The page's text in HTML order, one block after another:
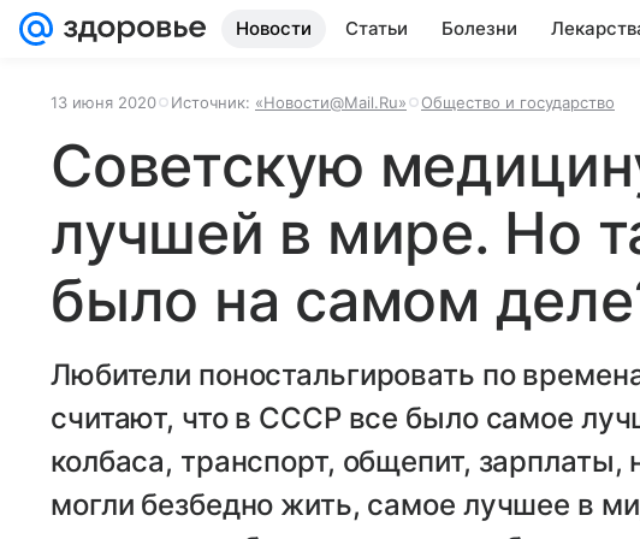
Новости Статьи Болезни
13 июня 2020 Источник: «Новости@Mail.Ru» Общество и государство
Советскую
лучшей в мире. Но
было на самом
Любители поностальгировать по
считают, что в СССР все было самое
колбаса, транспорт, общепит,
могли безбедно жить, самое лучшее в